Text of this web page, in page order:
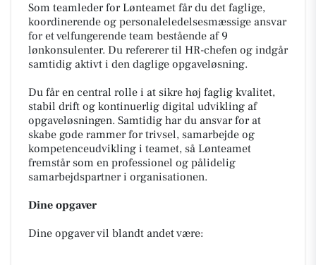
Som teamleder for Lønteamet får du det faglige,
koordinerende og personaleledelsesmæssige ansvar
for et velfungerende team bestående af 9
lønkonsulenter. Du refererer til HR-chefen og indgår
samtidig aktivt i den daglige opgaveløsning.
Du får en central rolle i at sikre høj faglig kvalitet,
stabil drift og kontinuerlig digital udvikling af
opgaveløsningen. Samtidig har du ansvar for at
skabe gode rammer for trivsel, samarbejde og
kompetenceudvikling i teamet, så Lønteamet
fremstår som en professionel og pålidelig
samarbejdspartner i organisationen.
Dine opgaver
Dine opgaver vil blandt andet være: